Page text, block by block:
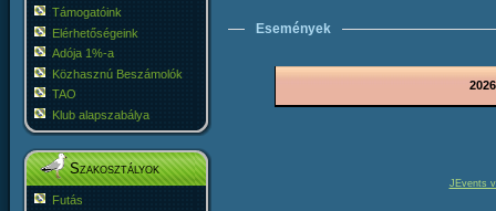
Támogatóink
Elérhetőségeink
Adója 1%-a
Közhasznú Beszámolók
TAO
Klub alapszabálya
Szakosztályok
Futás
Események
JEvents